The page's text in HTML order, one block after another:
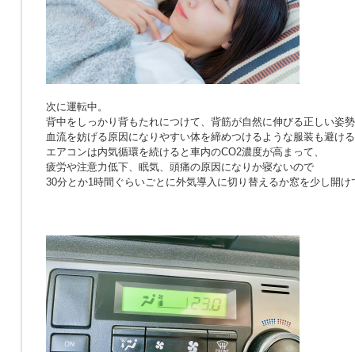
次に運転中。
背中をしっかり背もたれにつけて、背筋が自然に伸びる正しい姿
血流を妨げる原因になりやすい体を締めつけるような服装も避け
エアコンは内気循環を続けると車内のCO2濃度が高まって、
疲労や注意力低下、眠気、頭痛の原因になりか寝ないので
30分とか1時間ぐらいごとに外気導入に切り替えるか窓を少し開け